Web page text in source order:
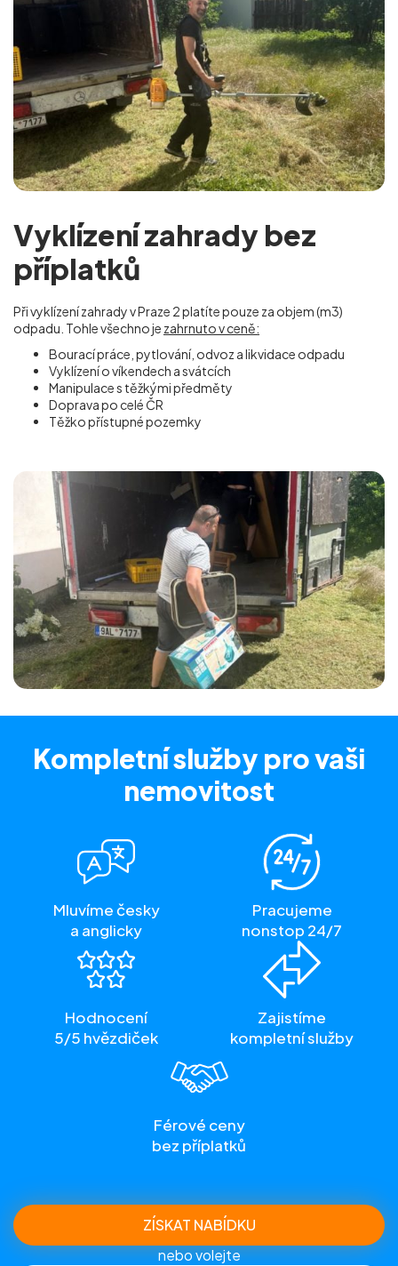
Vyklízení zahrady bez
příplatků
Při vyklízení zahrady v Praze 2platíte pouze za objem (m3)
odpadu. Tohle všechno je zahrnuto v ceně:
Bourací práce, pytlování, odvoz a likvidace odpadu
Vyklízení o víkendech a svátcích
Manipulace s těžkými předměty
Doprava po celé ČR
Těžko přístupné pozemky
Kompletní služby pro vaši
nemovitost
Mluvíme česky
a anglicky
Pracujeme
nonstop 24/7
Hodnocení
5/5 hvězdiček
Zajistíme
kompletní služby
Férové ceny
bez příplatků
ZÍSKAT NABÍDKU
nebo volejte